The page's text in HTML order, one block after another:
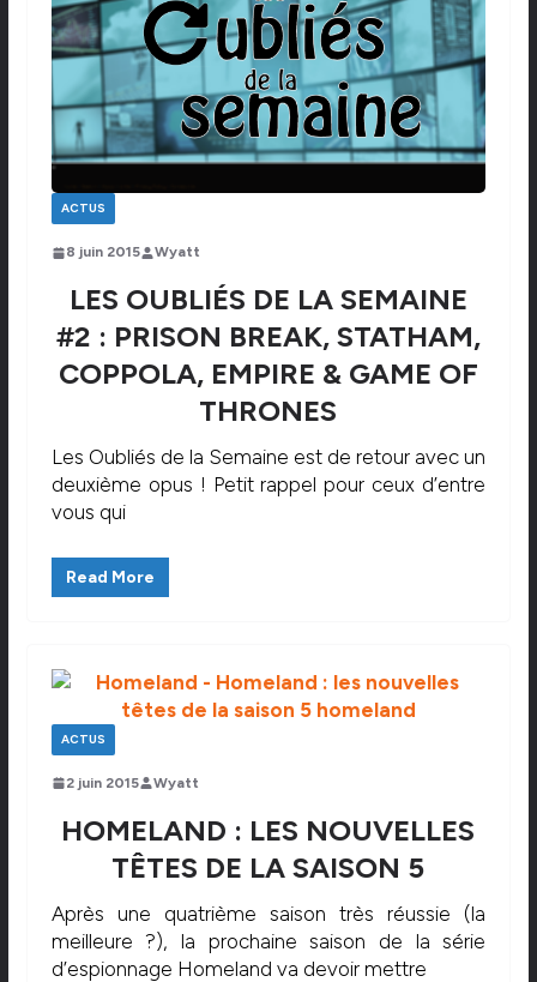
ACTUS
8 juin 2015 Wyatt
LES OUBLIÉS DE LA SEMAINE
#2 : PRISON BREAK, STATHAM,
COPPOLA, EMPIRE & GAME OF
THRONES
Les Oubliés de la Semaine est de retour avec un
deuxième opus ! Petit rappel pour ceux d’entre
vous qui
Read More
ACTUS
2 juin 2015 Wyatt
HOMELAND : LES NOUVELLES
TÊTES DE LA SAISON 5
Après une quatrième saison très réussie (la
meilleure ?), la prochaine saison de la série
d’espionnage Homeland va devoir mettre